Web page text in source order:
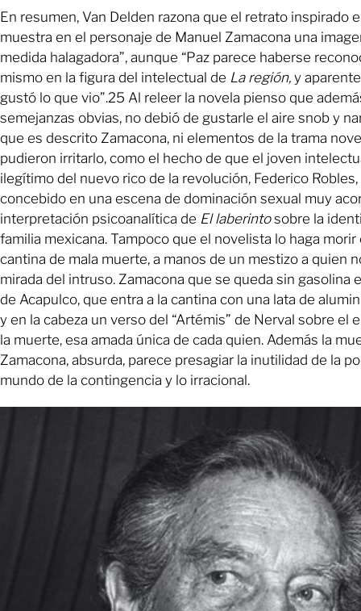
En resumen, Van Delden razona que el retrato inspirado
muestra en el personaje de Manuel Zamacona una
medida halagadora”, aunque “Paz parece haberse
mismo en la figura del intelectual de La región, y
gustó lo que vio”.25 Al releer la novela pienso que
semejanzas obvias, no debió de gustarle el aire snob y
que es descrito Zamacona, ni elementos de la trama
pudieron irritarlo, como el hecho de que el joven
ilegítimo del nuevo rico de la revolución, Federico
concebido en una escena de dominación sexual muy
interpretación psicoanalítica de El laberintosobre la
familia mexicana. Tampoco que el novelista lo haga morir
cantina de mala muerte, a manos de un mestizo a quien
mirada del intruso. Zamacona que se queda sin gasolina
de Acapulco, que entra a la cantina con una lata de
y en la cabeza un verso del “Artémis” de Nerval sobre el
la muerte, esa amada única de cada quien. Además la
Zamacona, absurda, parece presagiar la inutilidad de la
mundo de la contingencia y lo irracional.